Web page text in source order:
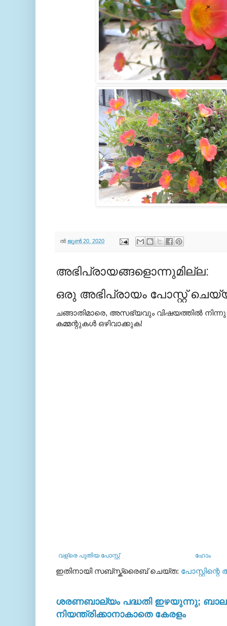
ല്‍ ജൂൺ 20, 2020
അഭിപ്രായങ്ങളൊന്നുമില്ല:
ഒരു അഭിപ്രായം പോസ്റ്റ്
ചങ്ങാതിമാരെ, അസഭ്യവും വിഷയത്തില്‍ നിന്നു
കമ്മന്റുകള്‍ ഒഴിവാക്കുക!
വള്രെ പുതിയ പോസ്റ്റ് ഹോം
ഇതിനായി സബ്‌സ്ക്രൈബ് ചെയ്ത:
ശരണബാല്യം പദ്ധതി ഇഴയുന്നു;
നിയന്ത്രിക്കാനാകാതെ കേരളം